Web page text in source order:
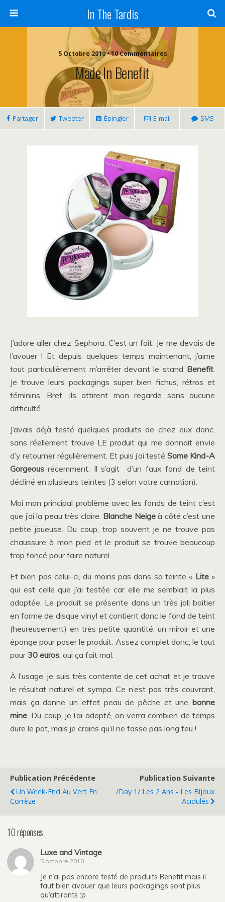
In The Tardis
5 Octobre 2010 • 10 Commentaires
Made In Benefit
Partager Tweeter Épingler E-mail SMS
J’adore aller chez Sephora. C’est un fait. Je me devais de
l’avouer ! Et depuis quelques temps maintenant, j’aime
tout particulièrement m’arrêter devant le stand Benefit.
Je trouve leurs packagings super bien fichus, rétros et
féminins. Bref, ils attirent mon regarde sans aucune
difficulté.
J’avais déjà testé quelques produits de chez eux donc,
sans réellement trouve LE produit qui me donnait envie
d’y retourner régulièrement. Et puis j’ai testé Some Kind-A
Gorgeous récemment. Il s’agit d’un faux fond de teint
décliné en plusieurs teintes (3 selon votre carnation).
Moi mon principal problème avec les fonds de teint c’est
que j’ai la peau très claire. Blanche Neigeà côté c’est une
petite joueuse. Du coup, trop souvent je ne trouve pas
chaussure à mon pied et le produit se trouve beaucoup
trop foncé pour faire naturel.
Et bien pas celui-ci, du moins pas dans sa teinte « Lite»
qui est celle que j’ai testée car elle me semblait la plus
adaptée. Le produit se présente dans un très joli boitier
en forme de disque vinyl et contient donc le fond de teint
(heureusement) en très petite quantité, un miroir et une
éponge pour poser le produit. Assez complet donc, le tout
pour 30 euros, oui ça fait mal.
À l’usage, je suis très contente de cet achat et je trouve
le résultat naturel et sympa. Ce n’est pas très couvrant,
mais ça donne un effet peau de pêche et une bonne
mine. Du coup, je l’ai adopté, on verra combien de temps
dure le pot, mais je crains qu’il ne fasse pas long feu !
Publication Précédente
Un Week-End Au Vert En
Corrèze
Publication Suivante
/Day 1/ Les 2 Ans - Les Bijoux
Acidulés
10 réponses
Luxe and Vintage
5 octobre 2010
Je n’ai pas encore testé de produits Benefit mais il
faut bien avouer que leurs packagings sont plus
qu’attirants :p